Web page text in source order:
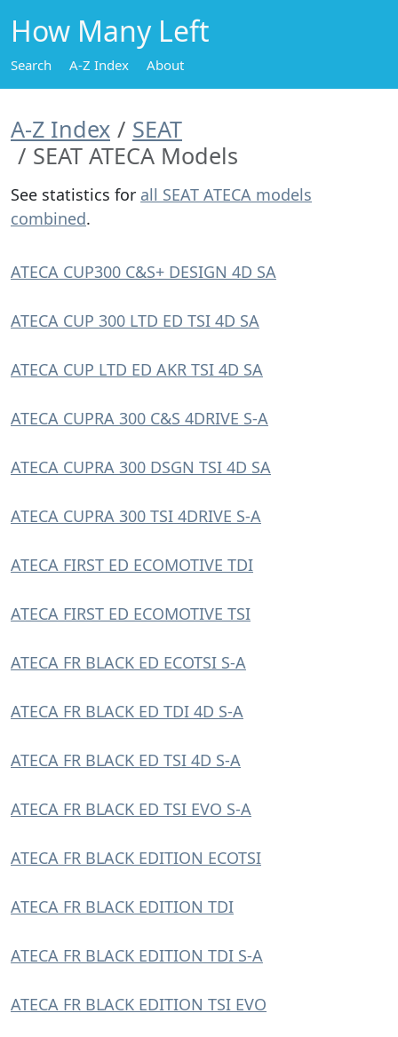
How Many Left
Search A-Z Index About
A-Z Index
SEAT
SEAT ATECA Models
See statistics for all SEAT ATECA models
combined.
ATECA CUP300 C&S+ DESIGN 4D SA
ATECA CUP 300 LTD ED TSI 4D SA
ATECA CUP LTD ED AKR TSI 4D SA
ATECA CUPRA 300 C&S 4DRIVE S-A
ATECA CUPRA 300 DSGN TSI 4D SA
ATECA CUPRA 300 TSI 4DRIVE S-A
ATECA FIRST ED ECOMOTIVE TDI
ATECA FIRST ED ECOMOTIVE TSI
ATECA FR BLACK ED ECOTSI S-A
ATECA FR BLACK ED TDI 4D S-A
ATECA FR BLACK ED TSI 4D S-A
ATECA FR BLACK ED TSI EVO S-A
ATECA FR BLACK EDITION ECOTSI
ATECA FR BLACK EDITION TDI
ATECA FR BLACK EDITION TDI S-A
ATECA FR BLACK EDITION TSI EVO